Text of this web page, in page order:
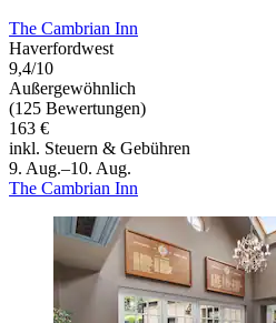
The Cambrian Inn
Haverfordwest
9,4/10
Außergewöhnlich
(125 Bewertungen)
163 €
inkl. Steuern & Gebühren
9. Aug.–10. Aug.
The Cambrian Inn